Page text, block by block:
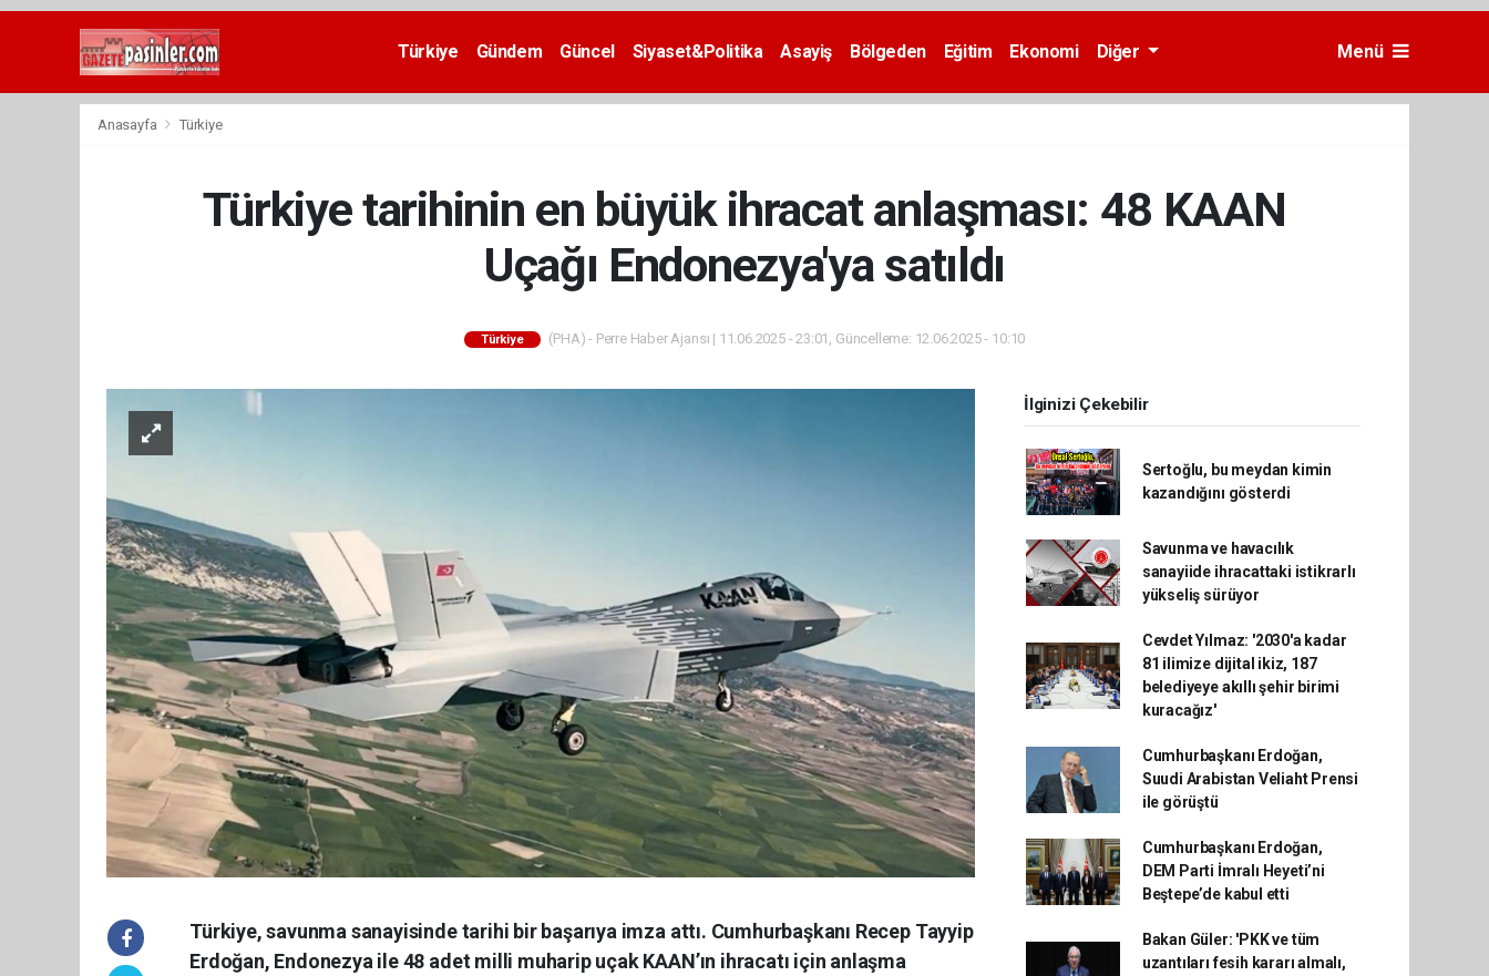
Deneme
Türkiye Gündem Güncel Siyaset&Politika Asayiş Bölgeden Eğitim Ekonomi Diğer Menü
Anasayfa Türkiye
Türkiye tarihinin en büyük ihracat anlaşması: 48 KAAN
Uçağı Endonezya'ya satıldı
Türkiye (PHA) - Perre Haber Ajansı | 11.06.2025 - 23:01, Güncelleme: 12.06.2025 - 10:10
Türkiye, savunma sanayisinde tarihi bir başarıya imza attı. Cumhurbaşkanı Recep Tayyip
Erdoğan, Endonezya ile 48 adet milli muharip uçak KAAN’ın ihracatı için anlaşma
İlginizi Çekebilir
Sertoğlu, bu meydan kimin
kazandığını gösterdi
Savunma ve havacılık
sanayiide ihracattaki istikrarlı
yükseliş sürüyor
Cevdet Yılmaz: '2030'a kadar
81 ilimize dijital ikiz, 187
belediyeye akıllı şehir birimi
kuracağız'
Cumhurbaşkanı Erdoğan,
Suudi Arabistan Veliaht Prensi
ile görüştü
Cumhurbaşkanı Erdoğan,
DEM Parti İmralı Heyeti’ni
Beştepe’de kabul etti
Bakan Güler: 'PKK ve tüm
uzantıları fesih kararı almalı,